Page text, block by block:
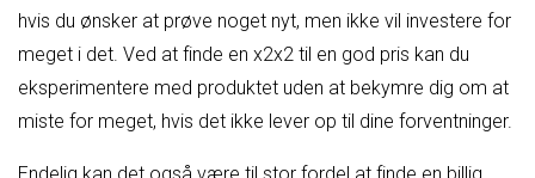
hvis du ønsker at prøve noget nyt, men ikke vil investere for
meget i det. Ved at finde en x2x2 til en god pris kan du
eksperimentere med produktet uden at bekymre dig om at
miste for meget, hvis det ikke lever op til dine forventninger.